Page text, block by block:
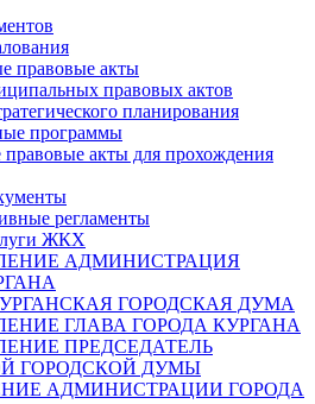
правовые акты
правовых актов
планирования
программы
акты для прохождения
регламенты
ЖКХ
АДМИНИСТРАЦИЯ
ГОРОДСКАЯ ДУМА
ГЛАВА ГОРОДА КУРГАНА
ПРЕДСЕДАТЕЛЬ
ГОРОДСКОЙ ДУМЫ
АДМИНИСТРАЦИИ ГОРОДА